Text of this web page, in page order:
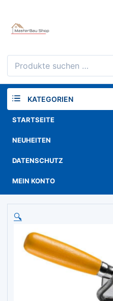
content
Suchen
nach:
KATEGORIEN
STARTSEITE
NEUHEITEN
DATENSCHUTZ
MEIN KONTO
🔍